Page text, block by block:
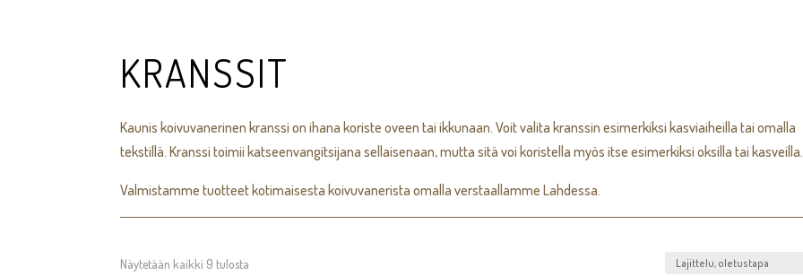
KRANSSIT
Kaunis koivuvanerinen kranssi on ihana koriste oveen tai ikkunaan. Voit valita kranssin esimerkiksi kasviaiheilla tai omalla
tekstillä. Kranssi toimii katseenvangitsijana sellaisenaan, mutta sitä voi koristella myös itse esimerkiksi oksilla tai kasveilla.
Valmistamme tuotteet kotimaisesta koivuvanerista omalla verstaallamme Lahdessa.
Näytetään kaikki 9 tulosta